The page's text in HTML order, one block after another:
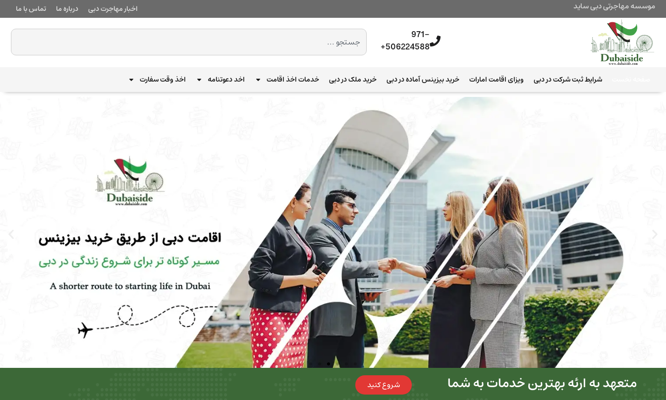
موسسه مهاجرتی دبی ساید اخبار مهاجرت دبی درباره ما تماس با ما
971-
506224588+
شرایط ثبت شرکت در دبی ویزای اقامت امارات خرید بیزینس آماده در دبی خرید ملک در دبی خدمات اخذ اقامت اخد دعوتنامه اخذ وقت سفارت
متعهد به ارئه بهترین خدمات به شما شروع کنید